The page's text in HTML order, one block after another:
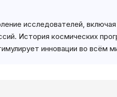
исследователей,
История космических
инновации во всём